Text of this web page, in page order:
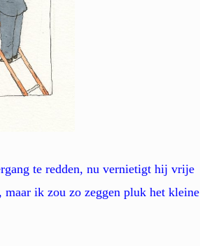
te redden, nu vernietigt hij vrije
ik zou zo zeggen pluk het kleine